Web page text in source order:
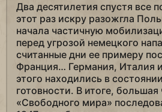
Два десятилетия спустя все
этот раз искру разожгла
начала частичную
перед угрозой немецкого
считанные дни ее примеру
Франция… Германия, Италия
этого находились в
готовности. В итоге, большая
«Свободного мира»